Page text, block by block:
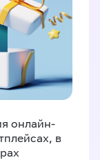
онлайн-
в